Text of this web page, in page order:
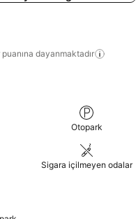
dayanmaktadır
Otopark
Sigara içilmeyen odalar